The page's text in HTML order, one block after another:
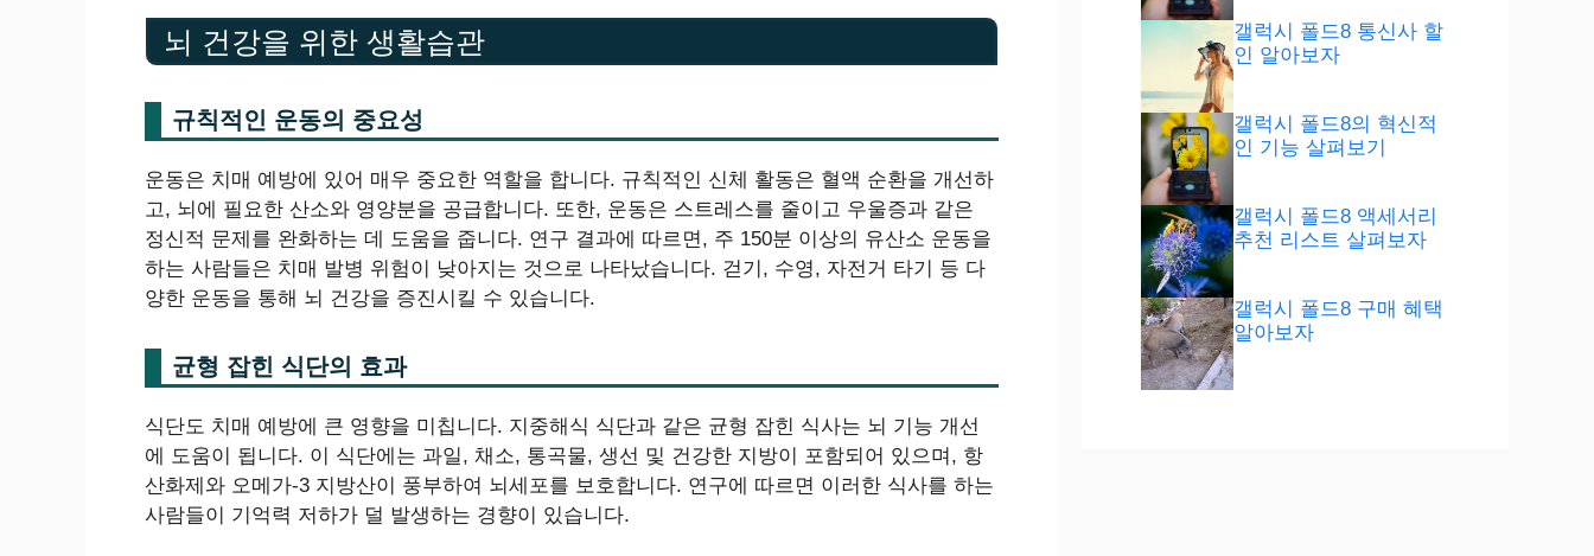
뇌 건강을 위한 생활습관
규칙적인 운동의 중요성
운동은 치매 예방에 있어 매우 중요한 역할을 합니다. 규칙적인 신체 활동은 혈액 순환을 개선하
고, 뇌에 필요한 산소와 영양분을 공급합니다. 또한, 운동은 스트레스를 줄이고 우울증과 같은
정신적 문제를 완화하는 데 도움을 줍니다. 연구 결과에 따르면, 주 150분 이상의 유산소 운동을
하는 사람들은 치매 발병 위험이 낮아지는 것으로 나타났습니다. 걷기, 수영, 자전거 타기 등 다
양한 운동을 통해 뇌 건강을 증진시킬 수 있습니다.
균형 잡힌 식단의 효과
식단도 치매 예방에 큰 영향을 미칩니다. 지중해식 식단과 같은 균형 잡힌 식사는 뇌 기능 개선
에 도움이 됩니다. 이 식단에는 과일, 채소, 통곡물, 생선 및 건강한 지방이 포함되어 있으며, 항
산화제와 오메가-3 지방산이 풍부하여 뇌세포를 보호합니다. 연구에 따르면 이러한 식사를 하는
사람들이 기억력 저하가 덜 발생하는 경향이 있습니다.
갤럭시 폴드8 통신사 할
인 알아보자
갤럭시 폴드8의 혁신적
인 기능 살펴보기
갤럭시 폴드8 액세서리
추천 리스트 살펴보자
갤럭시 폴드8 구매 혜택
알아보자